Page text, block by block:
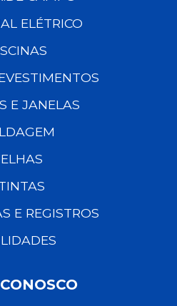
ELÉTRICO
E JANELAS
E REGISTROS